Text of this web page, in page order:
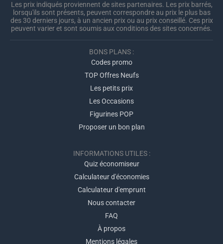
Les prix indiqués proviennent de sites partenaires. Les prix barrés,
lorsqu'ils sont présents, peuvent correspondre au prix le plus bas
des 30 derniers jours, à un ancien prix ou au prix conseillé. Ces prix
peuvent varier et sont soumis aux conditions des sites concernés.
BONS PLANS :
Codes promo
TOP Offres Neufs
Les petits prix
Les Occasions
Figurines POP
Proposer un bon plan
INFORMATIONS UTILES :
Quiz économiseur
Calculateur d'économies
Calculateur d'emprunt
Nous contacter
FAQ
À propos
Mentions légales